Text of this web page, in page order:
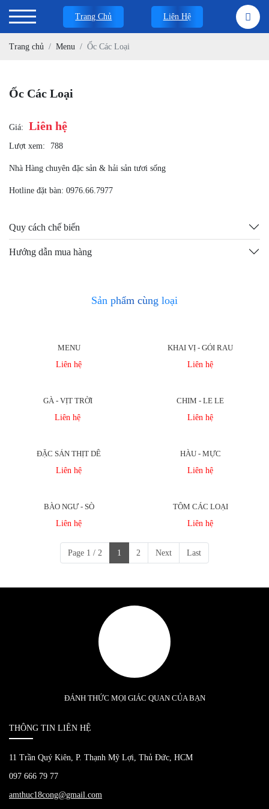
Trang Chủ Liên Hệ
Trang chủ Menu Ốc Các Loại
Ốc Các Loại
Giá: Liên hệ
Lượt xem: 788
Nhà Hàng chuyên đặc sản & hải sản tươi sống
Hotline đặt bàn: 0976.66.7977
Quy cách chế biến
Hướng dẫn mua hàng
Sản phẩm cùng loại
MENU
Liên hệ
KHAI VỊ - GỎI RAU
Liên hệ
GÀ - VỊT TRỜI
Liên hệ
CHIM - LE LE
Liên hệ
ĐẶC SẢN THỊT DÊ
Liên hệ
HÀU - MỰC
Liên hệ
BÀO NGƯ - SÒ
Liên hệ
TÔM CÁC LOẠI
Liên hệ
Page 1 / 2 1 2 Next Last
ĐÁNH THỨC MỌI GIÁC QUAN CỦA BẠN
THÔNG TIN LIÊN HỆ
11 Trần Quý Kiên, P. Thạnh Mỹ Lợi, Thủ Đức, HCM
097 666 79 77
amthuc18cong@gmail.com